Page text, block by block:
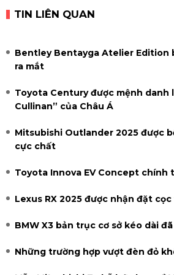
TIN LIÊN QUAN
Bentley Bentayga Atelier Edition
ra mắt
Toyota Century được mệnh danh
Cullinan” của Châu Á
Mitsubishi Outlander 2025 được
cực chất
Toyota Innova EV Concept chính
Lexus RX 2025 được nhận đặt
BMW X3 bản trục cơ sở kéo dài
Những trường hợp vượt đèn đỏ